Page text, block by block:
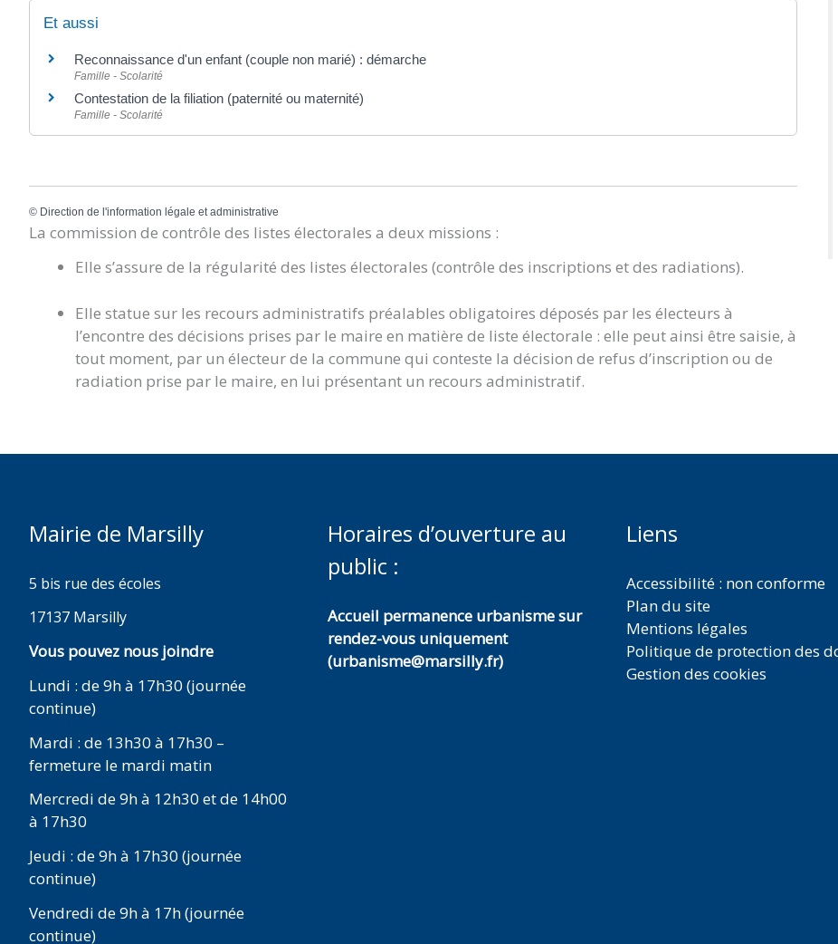
Et aussi
Reconnaissance d'un enfant (couple non marié) : démarche
Famille - Scolarité
Contestation de la filiation (paternité ou maternité)
Famille - Scolarité
© Direction de l'information légale et administrative
La commission de contrôle des listes électorales a deux missions :
Elle s’assure de la régularité des listes électorales (contrôle des inscriptions et des radiations).
Elle statue sur les recours administratifs préalables obligatoires déposés par les électeurs à
l’encontre des décisions prises par le maire en matière de liste électorale : elle peut ainsi être saisie, à
tout moment, par un électeur de la commune qui conteste la décision de refus d’inscription ou de
radiation prise par le maire, en lui présentant un recours administratif.
Mairie de Marsilly
5 bis rue des écoles
17137 Marsilly
Vous pouvez nous joindre
Lundi : de 9h à 17h30 (journée
continue)
Mardi : de 13h30 à 17h30 –
fermeture le mardi matin
Mercredi de 9h à 12h30 et de 14h00
à 17h30
Jeudi : de 9h à 17h30 (journée
continue)
Vendredi de 9h à 17h (journée
continue)
Horaires d’ouverture au
public :
Accueil permanence urbanisme sur
rendez-vous uniquement
(urbanisme@marsilly.fr)
Liens
Accessibilité : non conforme
Plan du site
Mentions légales
Politique de protection des
Gestion des cookies